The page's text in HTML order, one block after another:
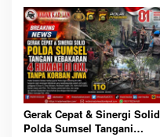
Akibat Miskomunikasi,
Penegakan Hukum Tetap
Berjalan
Gerak Cepat & Sinergi Solid
Polda Sumsel Tangani